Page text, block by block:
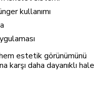
kullanımı
estetik görünümünü
karşı daha dayanıklı hale